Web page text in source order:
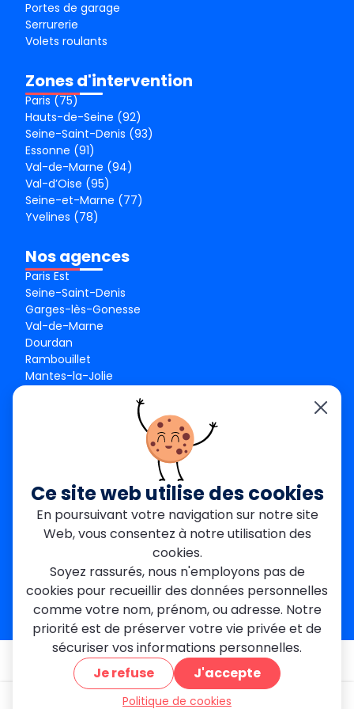
Portes de garage
Serrurerie
Volets roulants
Zones d'intervention
Paris (75)
Hauts-de-Seine (92)
Seine-Saint-Denis (93)
Essonne (91)
Val-de-Marne (94)
Val-d’Oise (95)
Seine-et-Marne (77)
Yvelines (78)
Nos agences
Paris Est
Seine-Saint-Denis
Garges-lès-Gonesse
Val-de-Marne
Dourdan
Rambouillet
Mantes-la-Jolie
contact@metallerie-grand-paris.com
46 bis Av. du Maine, 75015 Paris
Mentions légales
Politique De Confidentialité
Cookies
CGV
Engagements Clients
À propos
Blog Plan du site Avis FAQ
© 2026 MGParis — Tous droits réservés
Ce site web utilise des cookies
En poursuivant votre navigation sur notre site
Web, vous consentez à notre utilisation des
cookies.
Soyez rassurés, nous n'employons pas de
cookies pour recueillir des données personnelles
comme votre nom, prénom, ou adresse. Notre
priorité est de préserver votre vie privée et de
sécuriser vos informations personnelles.
Je refuse
J'accepte
Politique de cookies